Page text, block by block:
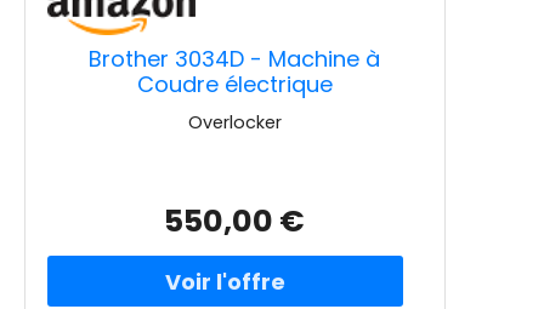
Brother 3034D - Machine à
Coudre électrique
Overlocker
550,00 €